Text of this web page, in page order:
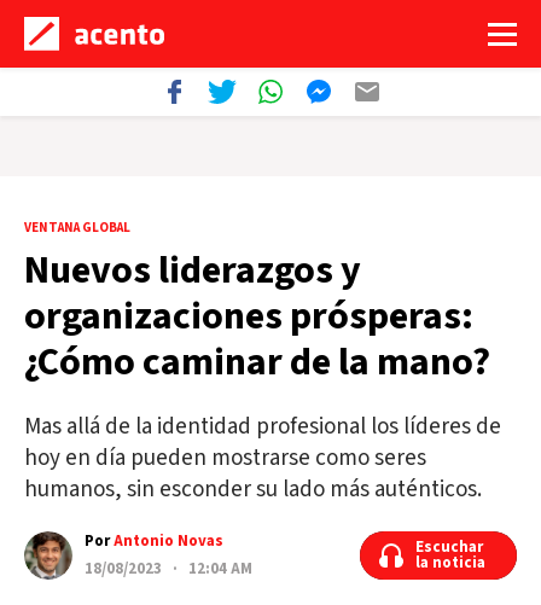
VENTANA GLOBAL
Nuevos liderazgos y
organizaciones prósperas:
¿Cómo caminar de la mano?
Mas allá de la identidad profesional los líderes de
hoy en día pueden mostrarse como seres
humanos, sin esconder su lado más auténticos.
PorAntonio Novas
18/08/2023 · 12:04 AM
Escuchar
la noticia
Escuchar
la noticia